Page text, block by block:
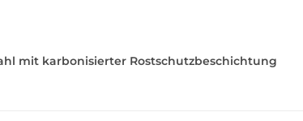
mit karbonisierter Rostschutzbeschichtung